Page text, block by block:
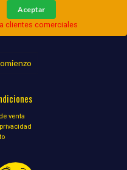
Aceptar
clientes comerciales
venta